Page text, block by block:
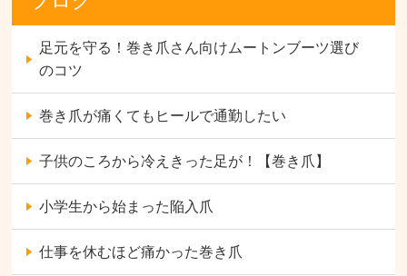
足元を守る！巻き爪さん向けムートンブーツ選び
のコツ
巻き爪が痛くてもヒールで通勤したい
子供のころから冷えきった足が！【巻き爪】
小学生から始まった陥入爪
仕事を休むほど痛かった巻き爪